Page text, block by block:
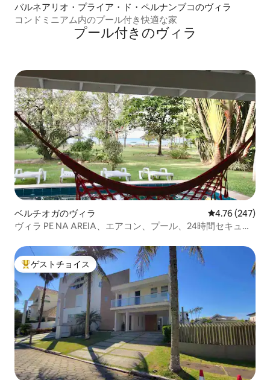
バルネアリオ・プライア・ド・ペルナンブコのヴィラ
コンドミニアム内のプール付き快適な家
プール付きのヴィラ
ベルチオガのヴィラ レビュー247
4.76 (247)
ヴィラ PE NA AREIA、エアコン、プール、24時間セキュリ
大好評のゲストチョイスです。
ゲストチョイス